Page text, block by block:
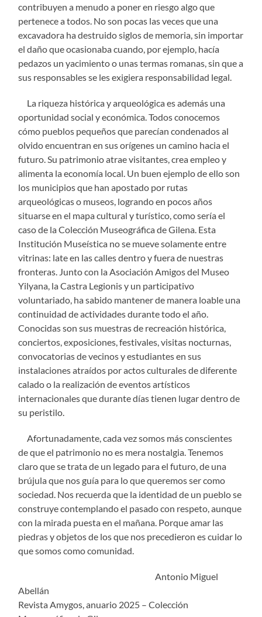
contribuyen a menudo a poner en riesgo algo que
pertenece a todos. No son pocas las veces que una
excavadora ha destruido siglos de memoria, sin importar
el daño que ocasionaba cuando, por ejemplo, hacía
pedazos un yacimiento o unas termas romanas, sin que a
sus responsables se les exigiera responsabilidad legal.
La riqueza histórica y arqueológica es además una
oportunidad social y económica. Todos conocemos
cómo pueblos pequeños que parecían condenados al
olvido encuentran en sus orígenes un camino hacia el
futuro. Su patrimonio atrae visitantes, crea empleo y
alimenta la economía local. Un buen ejemplo de ello son
los municipios que han apostado por rutas
arqueológicas o museos, logrando en pocos años
situarse en el mapa cultural y turístico, como sería el
caso de la Colección Museográfica de Gilena. Esta
Institución Museística no se mueve solamente entre
vitrinas: late en las calles dentro y fuera de nuestras
fronteras. Junto con la Asociación Amigos del Museo
Yilyana, la Castra Legionis y un participativo
voluntariado, ha sabido mantener de manera loable una
continuidad de actividades durante todo el año.
Conocidas son sus muestras de recreación histórica,
conciertos, exposiciones, festivales, visitas nocturnas,
convocatorias de vecinos y estudiantes en sus
instalaciones atraídos por actos culturales de diferente
calado o la realización de eventos artísticos
internacionales que durante días tienen lugar dentro de
su peristilo.
Afortunadamente, cada vez somos más conscientes
de que el patrimonio no es mera nostalgia. Tenemos
claro que se trata de un legado para el futuro, de una
brújula que nos guía para lo que queremos ser como
sociedad. Nos recuerda que la identidad de un pueblo se
construye contemplando el pasado con respeto, aunque
con la mirada puesta en el mañana. Porque amar las
piedras y objetos de los que nos precedieron es cuidar lo
que somos como comunidad.
Antonio Miguel
Abellán
Revista Amygos, anuario 2025 – Colección